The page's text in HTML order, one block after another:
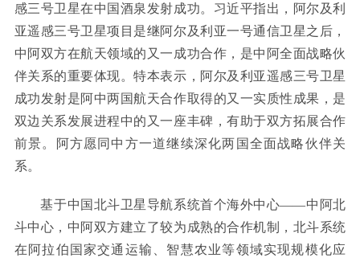
感三号卫星在中国酒泉发射成功。习近平指出，阿尔及利
亚遥感三号卫星项目是继阿尔及利亚一号通信卫星之后，
中阿双方在航天领域的又一成功合作，是中阿全面战略伙
伴关系的重要体现。特本表示，阿尔及利亚遥感三号卫星
成功发射是阿中两国航天合作取得的又一实质性成果，是
双边关系发展进程中的又一座丰碑，有助于双方拓展合作
前景。阿方愿同中方一道继续深化两国全面战略伙伴关
系。
基于中国北斗卫星导航系统首个海外中心——中阿北
斗中心，中阿双方建立了较为成熟的合作机制，北斗系统
在阿拉伯国家交通运输、智慧农业等领域实现规模化应